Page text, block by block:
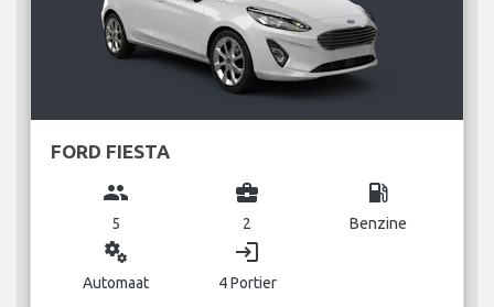
FORD FIESTA
group
5
business_center
2
local_gas_station
Benzine
miscellaneous_services
Automaat
login
4 Portier